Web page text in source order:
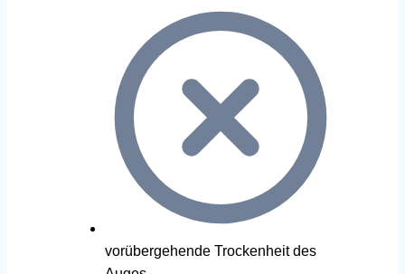
vorübergehende Trockenheit des